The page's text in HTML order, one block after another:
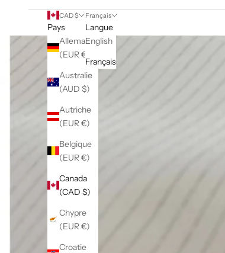
CAD $
Pays
Allemagne
(EUR €)
Australie
(AUD $)
Autriche
(EUR €)
Belgique
(EUR €)
Canada
(CAD $)
Chypre
(EUR €)
Croatie
Français
Langue
English
Français